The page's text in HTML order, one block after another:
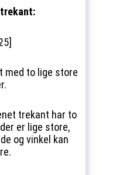
med to lige store
trekant har to
er lige store,
og vinkel kan